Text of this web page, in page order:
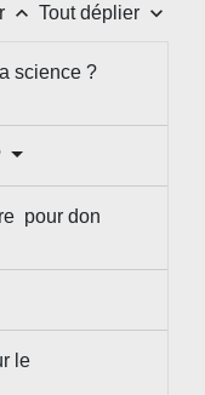
keyboard_arrow_up Tout déplier keyboard_arrow_down
science ?
pour don
le